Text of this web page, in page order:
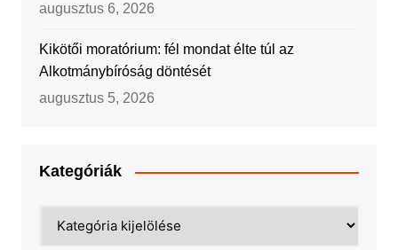
augusztus 6, 2026
Kikötői moratórium: fél mondat élte túl az
Alkotmánybíróság döntését
augusztus 5, 2026
Kategóriák